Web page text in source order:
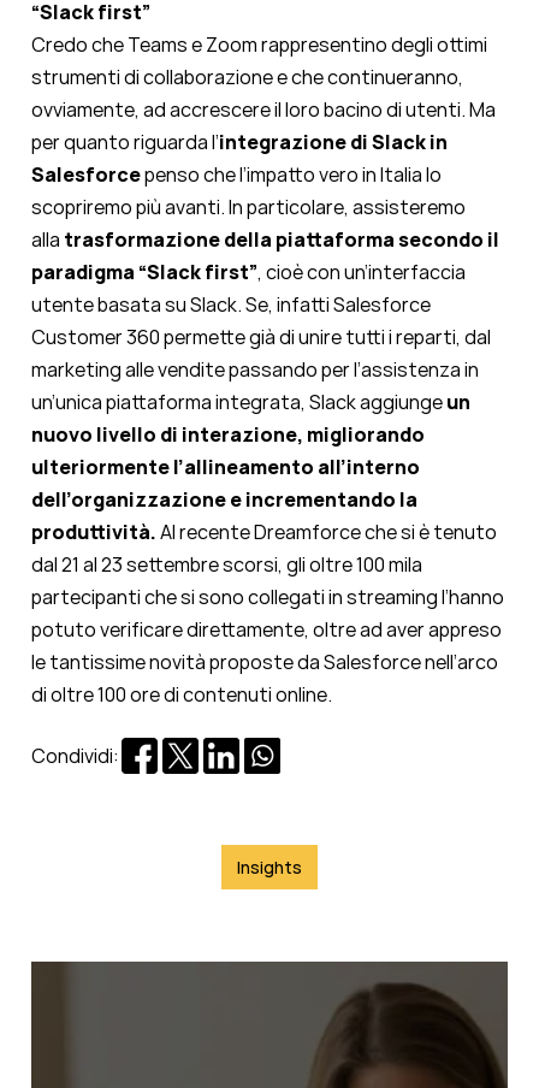
“Slack first”
Credo che Teams e Zoom rappresentino degli ottimi
strumenti di collaborazione e che continueranno,
ovviamente, ad accrescere il loro bacino di utenti. Ma
per quanto riguarda l’integrazione di Slack in
Salesforcepenso che l’impatto vero in Italia lo
scopriremo più avanti. In particolare, assisteremo
alla trasformazione della piattaforma secondo il
paradigma “Slack first”, cioè con un’interfaccia
utente basata su Slack. Se, infatti Salesforce
Customer 360 permette già di unire tutti i reparti, dal
marketing alle vendite passando per l’assistenza in
un’unica piattaforma integrata, Slack aggiungeun
nuovo livello di interazione, migliorando
ulteriormente l’allineamento all’interno
dell’organizzazione e incrementando la
produttività.Al recente Dreamforce che si è tenuto
dal 21 al 23 settembre scorsi, gli oltre 100 mila
partecipanti che si sono collegati in streaming l’hanno
potuto verificare direttamente, oltre ad aver appreso
le tantissime novità proposte da Salesforce nell’arco
di oltre 100 ore di contenuti online.
Condividi:
Insights